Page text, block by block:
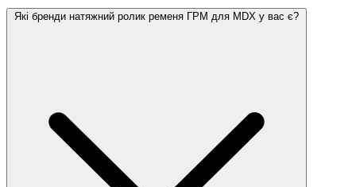
Які бренди натяжний ролик ременя ГРМ для MDX у вас є?